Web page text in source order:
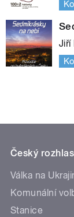
Jiří
Český rozhlas
Válka na
Komunální
Stanice